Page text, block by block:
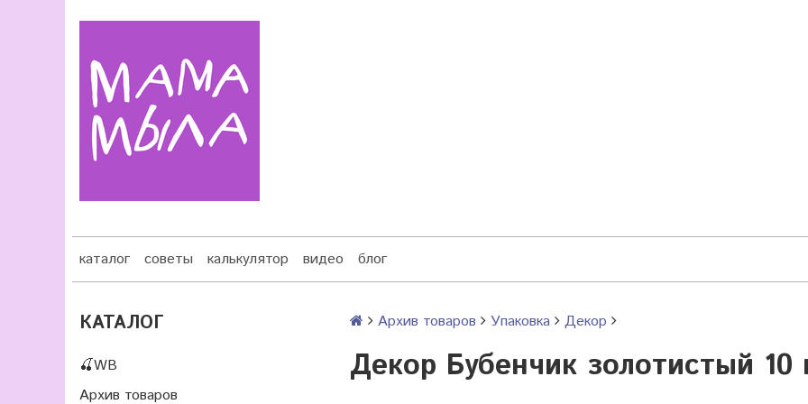
каталог советы калькулятор видео блог
КАТАЛОГ
🍒WB
Архив товаров
Архив товаров Упаковка Декор
Декор Бубенчик золотистый